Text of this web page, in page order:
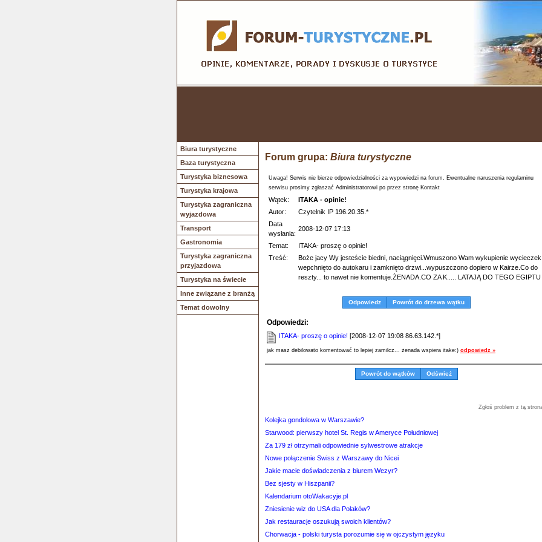
Biura turystyczne
Baza turystyczna
Turystyka biznesowa
Turystyka krajowa
Turystyka zagraniczna
wyjazdowa
Transport
Gastronomia
Turystyka zagraniczna
przyjazdowa
Turystyka na świecie
Inne związane z branżą
Temat dowolny
Forum grupa: Biura turystyczne
Uwaga! Serwis nie bierze odpowiedzialności za wypowiedzi na forum. Ewentualne naruszenia regulaminu
serwisu prosimy zgłaszać Administratorowi po przez stronę Kontakt
Wątek:
ITAKA - opinie!
Autor:
Czytelnik IP 196.20.35.*
Data
wysłania:
2008-12-07 17:13
Temat:
ITAKA- proszę o opinie!
Treść:
Boże jacy Wy jesteście biedni, naciągnięci.Wmuszono Wam wykupienie
wepchnięto do autokaru i zamknięto drzwi...wypuszczono dopiero w Kairze.Co do
reszty... to nawet nie komentuje.ŻENADA.CO ZA K..... LATAJĄ DO TEGO EGIPTU
Odpowiedz Powrót do drzewa wątku
Odpowiedzi:
ITAKA- proszę o opinie! [2008-12-07 19:08 86.63.142.*]
jak masz debilowato komentować to lepiej zamilcz... żenada wspiera itake:) odpowiedz »
Powrót do wątków Odśwież
Zgłoś problem z tą
Kolejka gondolowa w Warszawie?
Starwood: pierwszy hotel St. Regis w Ameryce Południowej
Za 179 zł otrzymali odpowiednie sylwestrowe atrakcje
Nowe połączenie Swiss z Warszawy do Nicei
Jakie macie doświadczenia z biurem Wezyr?
Bez sjesty w Hiszpanii?
Kalendarium otoWakacyje.pl
Zniesienie wiz do USA dla Polaków?
Jak restauracje oszukują swoich klientów?
Chorwacja - polski turysta porozumie się w ojczystym języku